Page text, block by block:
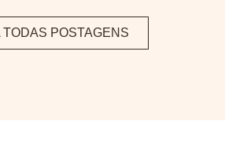
TODAS POSTAGENS